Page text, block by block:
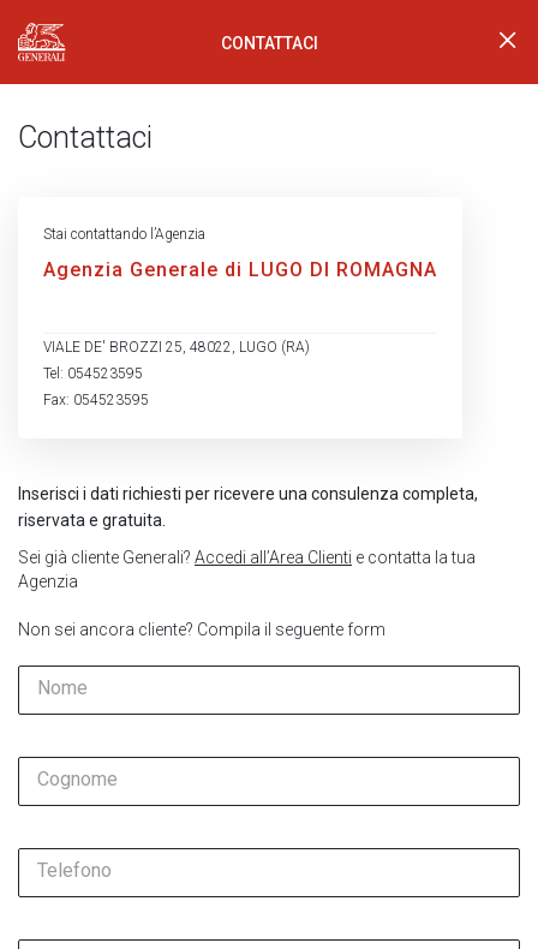
Generali Logo CONTATTACI
Contattaci
Inserisci i dati richiesti per ricevere una consulenza completa,
riservata e gratuita.
Sei già cliente Generali? Accedi all’Area Clienti e contatta la tua
Agenzia
Non sei ancora cliente? Compila il seguente form
Nome
Cognome
Telefono
Stai contattando l’Agenzia
Agenzia Generale di LUGO DI ROMAGNA
VIALE DE' BROZZI 25, 48022, LUGO (RA)
Tel: 054523595
Fax: 054523595